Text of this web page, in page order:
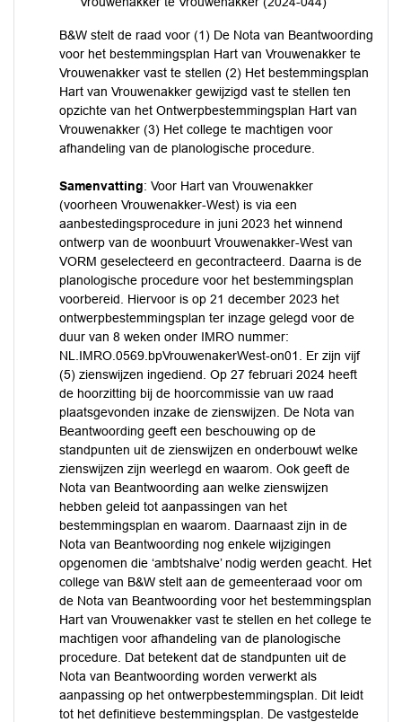
B&W stelt de raad voor (1) De Nota van Beantwoording
voor het bestemmingsplan Hart van Vrouwenakker te
Vrouwenakker vast te stellen (2) Het bestemmingsplan
Hart van Vrouwenakker gewijzigd vast te stellen ten
opzichte van het Ontwerpbestemmingsplan Hart van
Vrouwenakker (3) Het college te machtigen voor
afhandeling van de planologische procedure.
Samenvatting: Voor Hart van Vrouwenakker
(voorheen Vrouwenakker-West) is via een
aanbestedingsprocedure in juni 2023 het winnend
ontwerp van de woonbuurt Vrouwenakker-West van
VORM geselecteerd en gecontracteerd. Daarna is de
planologische procedure voor het bestemmingsplan
voorbereid. Hiervoor is op 21 december 2023 het
ontwerpbestemmingsplan ter inzage gelegd voor de
duur van 8 weken onder IMRO nummer:
NL.IMRO.0569.bpVrouwenakerWest-on01. Er zijn vijf
(5) zienswijzen ingediend. Op 27 februari 2024 heeft
de hoorzitting bij de hoorcommissie van uw raad
plaatsgevonden inzake de zienswijzen. De Nota van
Beantwoording geeft een beschouwing op de
standpunten uit de zienswijzen en onderbouwt welke
zienswijzen zijn weerlegd en waarom. Ook geeft de
Nota van Beantwoording aan welke zienswijzen
hebben geleid tot aanpassingen van het
bestemmingsplan en waarom. Daarnaast zijn in de
Nota van Beantwoording nog enkele wijzigingen
opgenomen die ‘ambtshalve’ nodig werden geacht. Het
college van B&W stelt aan de gemeenteraad voor om
de Nota van Beantwoording voor het bestemmingsplan
Hart van Vrouwenakker vast te stellen en het college te
machtigen voor afhandeling van de planologische
procedure. Dat betekent dat de standpunten uit de
Nota van Beantwoording worden verwerkt als
aanpassing op het ontwerpbestemmingsplan. Dit leidt
tot het definitieve bestemmingsplan. De vastgestelde